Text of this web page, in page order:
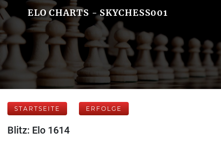
ELO CHARTS - SKYCHESS001
STARTSEITE ERFOLGE
Blitz: Elo 1614